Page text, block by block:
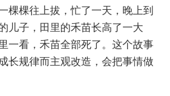
棵棵往上拔，忙了一天，晚上到
儿子，田里的禾苗长高了一大
一看，禾苗全部死了。这个故事
长规律而主观改造，会把事情做